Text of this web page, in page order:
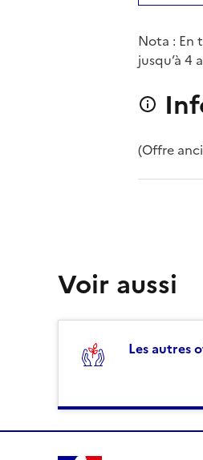
Nota : En
jusqu’à 4
(Offre
Voir aussi
Les autres